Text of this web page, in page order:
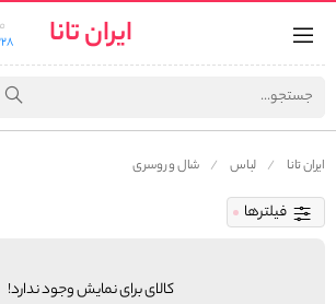
ایران تانا
ایران تانا لباس شال و روسری
فیلترها
کالای برای نمایش وجود ندارد!